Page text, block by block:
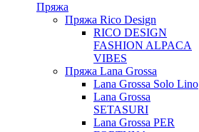
Пряжа
Пряжа Rico Design
RICO DESIGN
FASHION ALPACA
VIBES
Пряжа Lana Grossa
Lana Grossa Solo Lino
Lana Grossa
SETASURI
Lana Grossa PER